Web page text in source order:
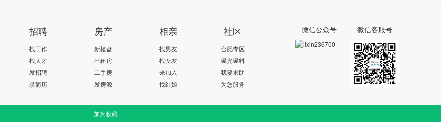
招聘
找工作
找人才
发招聘
录简历
房产
新楼盘
出租房
二手房
发房源
相亲
找男友
找女友
来加入
找红娘
社区
合肥专区
曝光曝料
我要求助
为您服务
微信公众号 微信客服号
加为收藏